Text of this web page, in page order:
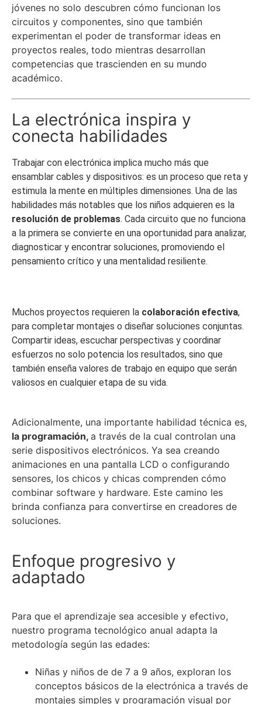
jóvenes no solo descubren cómo funcionan los
circuitos y componentes, sino que también
experimentan el poder de transformar ideas en
proyectos reales, todo mientras desarrollan
competencias que trascienden en su mundo
académico.
La electrónica inspira y
conecta habilidades
Trabajar con electrónica implica mucho más que
ensamblar cables y dispositivos: es un proceso que reta y
estimula la mente en múltiples dimensiones. Una de las
habilidades más notables que los niños adquieren es la
resolución de problemas. Cada circuito que no funciona
a la primera se convierte en una oportunidad para analizar,
diagnosticar y encontrar soluciones, promoviendo el
pensamiento crítico y una mentalidad resiliente.
Muchos proyectos requieren la colaboración efectiva,
para completar montajes o diseñar soluciones conjuntas.
Compartir ideas, escuchar perspectivas y coordinar
esfuerzos no solo potencia los resultados, sino que
también enseña valores de trabajo en equipo que serán
valiosos en cualquier etapa de su vida.
Adicionalmente, una importante habilidad técnica es,
la programación, a través de la cual controlan una
serie dispositivos electrónicos. Ya sea creando
animaciones en una pantalla LCD o configurando
sensores, los chicos y chicas comprenden cómo
combinar software y hardware. Este camino les
brinda confianza para convertirse en creadores de
soluciones.
Enfoque progresivo y
adaptado
Para que el aprendizaje sea accesible y efectivo,
nuestro programa tecnológico anual adapta la
metodología según las edades:
Niñas y niños de de 7 a 9 años, exploran los
conceptos básicos de la electrónica a través de
montajes simples y programación visual por